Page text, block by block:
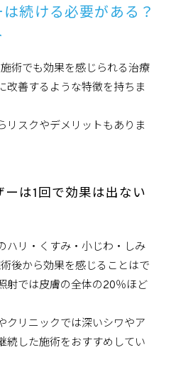
続ける必要がある？
術でも効果を感じられる治療
改善するような特徴を持ちま
リスクやデメリットもありま
は1回で効果は出ない
ハリ・くすみ・小じわ・しみ
後から効果を感じることはで
射では皮膚の全体の20％ほど
クリニックでは深いシワやア
続した施術をおすすめしてい